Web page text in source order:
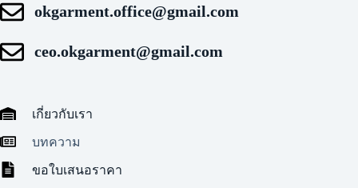
okgarment.office@gmail.com
ceo.okgarment@gmail.com
เกี่ยวกับเรา
บทความ
ขอใบเสนอราคา